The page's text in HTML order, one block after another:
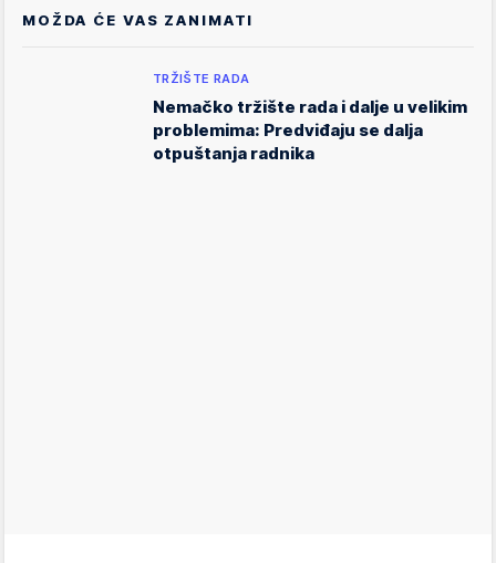
MOŽDA ĆE VAS ZANIMATI
TRŽIŠTE RADA
Nemačko tržište rada i dalje u velikim
problemima: Predviđaju se dalja
otpuštanja radnika